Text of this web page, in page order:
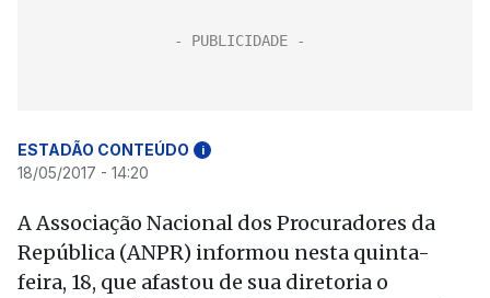
ESTADÃO CONTEÚDO i
18/05/2017 - 14:20
A Associação Nacional dos Procuradores da
República (ANPR) informou nesta quinta-
feira, 18, que afastou de sua diretoria o